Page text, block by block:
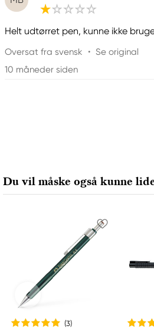
Helt udtørret pen, kunne ikke
Oversat fra svensk • Se original
10 måneder siden
Du vil måske også kunne
(3)